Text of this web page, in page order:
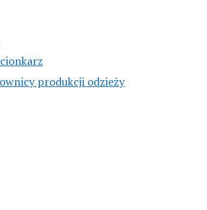
produkcji odzieży